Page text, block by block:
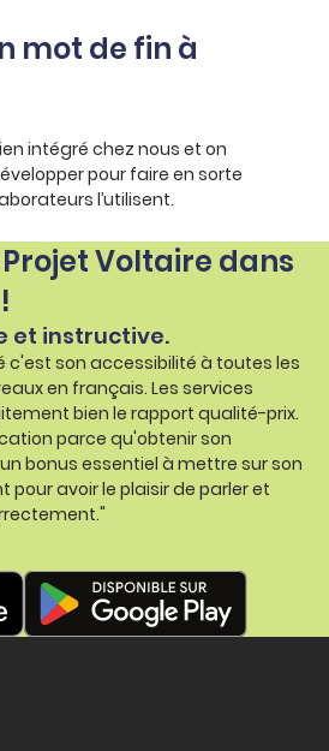
mot de fin à
intégré chez nous et on
pour faire en sorte
l’utilisent.
Voltaire dans
et instructive.
c'est son accessibilité à toutes les
en français. Les services
bien le rapport qualité-prix.
parce qu'obtenir son
bonus essentiel à mettre sur son
pour avoir le plaisir de parler et